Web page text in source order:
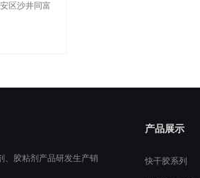
区沙井同富
、胶粘剂产品研发生产销
产品展示
快干胶系列